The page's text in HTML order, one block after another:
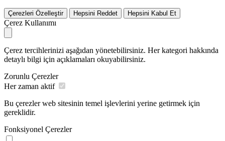
Çerezleri Özelleştir Hepsini Reddet Hepsini Kabul Et
Çerez Kullanımı
Çerez tercihlerinizi aşağıdan yönetebilirsiniz. Her kategori hakkında
detaylı bilgi için açıklamaları okuyabilirsiniz.
Zorunlu Çerezler
Her zaman aktif
Bu çerezler web sitesinin temel işlevlerini yerine getirmek için
gereklidir.
Fonksiyonel Çerezler